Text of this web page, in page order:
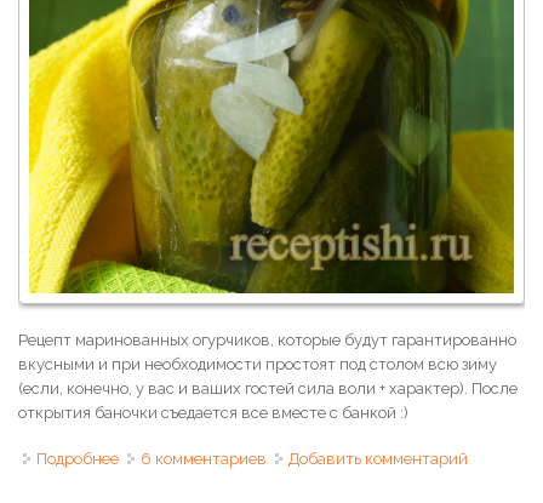
Рецепт маринованных огурчиков, которые будут гарантированно
вкусными и при необходимости простоят под столом всю зиму
(если, конечно, у вас и ваших гостей сила воли + характер). После
открытия баночки съедается все вместе с банкой :)
Подробнее о Огурцы маринованные всегда удачные (без
6 комментариев Добавить комментарий